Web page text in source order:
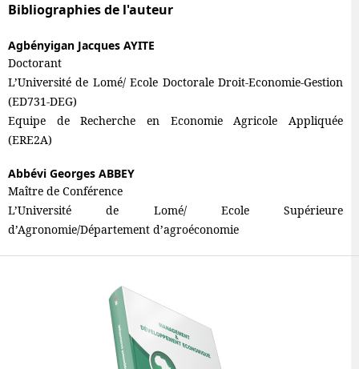
Bibliographies de l'auteur
Agbényigan Jacques AYITE
Doctorant
L’Université de Lomé/ Ecole Doctorale Droit-Economie-Gestion
(ED731-DEG)
Equipe de Recherche en Economie Agricole Appliquée
(ERE2A)
Abbévi Georges ABBEY
Maître de Conférence
L’Université de Lomé/ Ecole Supérieure
d’Agronomie/Département d’agroéconomie